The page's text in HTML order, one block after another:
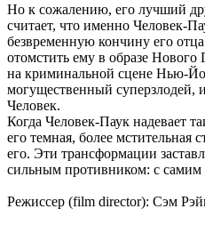
Но к сожалению, его лучший
считает, что именно Человек-
безвременную кончину его
отомстить ему в образе
на криминальной сцене Нью-
могущественный суперзлодей,
Человек.
Когда Человек-Паук надевает
его темная, более мстительная
его. Эти трансформации
сильным противником: с самим
Режиссер (film director): Сэм